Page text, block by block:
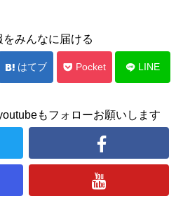
をみんなに届ける
はてブ Pocket LINE
もフォローお願いします